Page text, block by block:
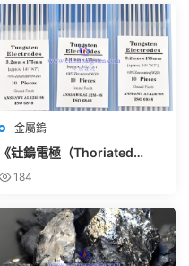
金屬鎢
《钍鎢電極（Thoriated
Tungsten Electrode）使用規
184